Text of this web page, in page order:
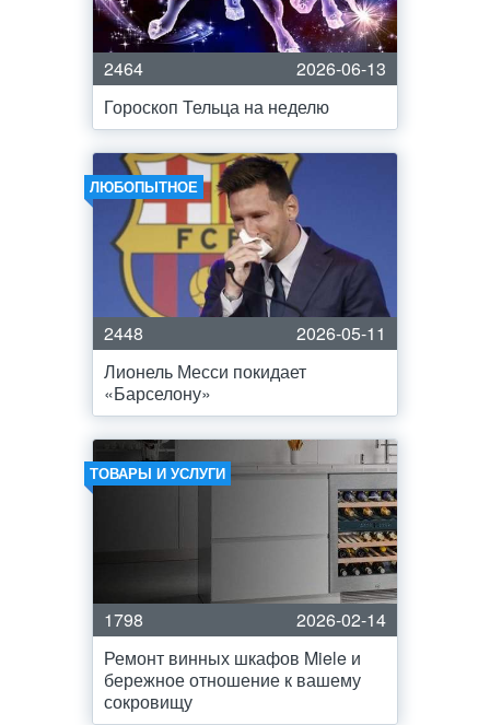
2464
2026-06-13
Гороскоп Тельца на неделю
ЛЮБОПЫТНОЕ
2448
2026-05-11
Лионель Месси покидает
«Барселону»
ТОВАРЫ И УСЛУГИ
1798
2026-02-14
Ремонт винных шкафов Miele и
бережное отношение к вашему
сокровищу